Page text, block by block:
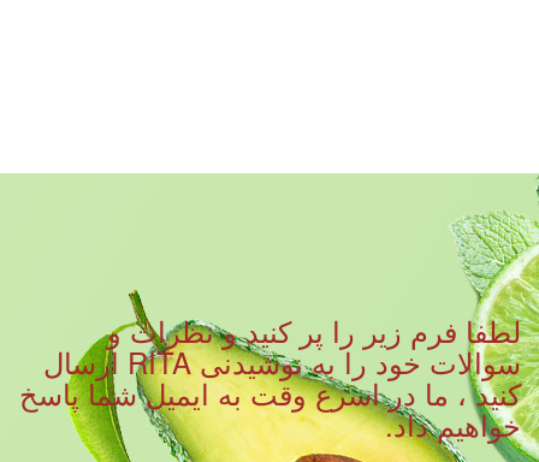
لطفا فرم زیر را پر کنید و نظرات و
سوالات خود را به نوشیدنی RITA ارسال
کنید ، ما در اسرع وقت به ایمیل شما پاسخ
خواهیم داد.